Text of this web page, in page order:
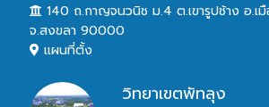
140 ถ.กาญจนวนิช ม.4 ต.เขารูปช้าง อ.เ
จ.สงขลา 90000
แผนที่ตั้ง
วิทยาเขตพัทลุง